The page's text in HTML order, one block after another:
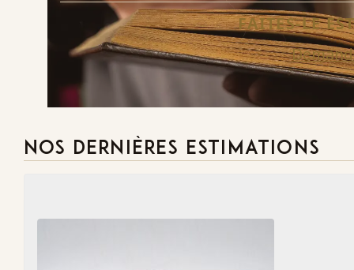
FAITES-LE
NOS DERNIÈRES ESTIMATIONS